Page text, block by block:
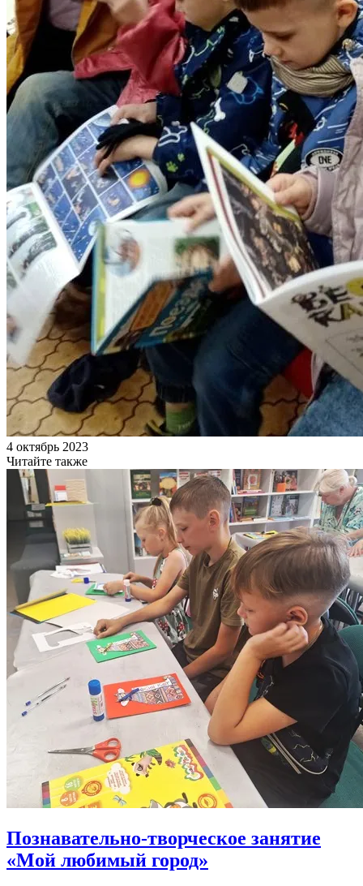
4 октябрь 2023
Читайте также
Познавательно-творческое занятие
«Мой любимый город»